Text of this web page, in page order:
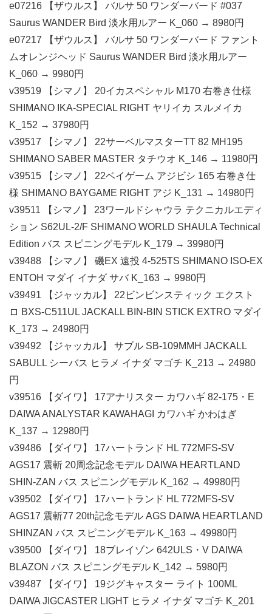
e07216 【ザウルス】 バルサ 50 ワンダーバード #037
Saurus WANDER Bird 淡水用ルアー K_060 → 8980円
e07217 【ザウルス】 バルサ 50 ワンダーバード ファント
ムオレンジヘッド Saurus WANDER Bird 淡水用ルアー
K_060 → 9980円
v39519 【シマノ】 20イカスペシャル M170 右巻き仕様
SHIMANO IKA-SPECIAL RIGHT ヤリイカ スルメイカ
K_152 → 37980円
v39517 【シマノ】 22サーベルマスターTT 82 MH195
SHIMANO SABER MASTER タチウオ K_146 → 11980円
v39515 【シマノ】 22ベイゲーム アジビシ 165 右巻き仕
様 SHIMANO BAYGAME RIGHT アジ K_131 → 14980円
v39511 【シマノ】 23ワールドシャウラ テクニカルエディ
ション S62UL-2/F SHIMANO WORLD SHAULA Technical
Edition バス スピニングモデル K_179 → 39980円
v39488 【シマノ】 磯EX 遠投 4-525TS SHIMANO ISO-EX
ENTOH マダイ イナダ サバ K_163 → 9980円
v39491 【ジャッカル】 22ビンビンスティック エクスト
ロ BXS-C511UL JACKALL BIN-BIN STICK EXTRO マダイ
K_173 → 24980円
v39492 【ジャッカル】 サブル SB-109MMH JACKALL
SABULL シーバス ヒラメ イナダ マゴチ K_213 → 24980
円
v39516 【ダイワ】 17アナリスター カワハギ 82-175・E
DAIWA ANALYSTAR KAWAHAGI カワハギ かわはぎ
K_137 → 12980円
v39486 【ダイワ】 17ハートランド HL 772MFS-SV
AGS17 震斬 20周念記念モデル DAIWA HEARTLAND
SHIN-ZAN バス スピニングモデル K_162 → 49980円
v39502 【ダイワ】 17ハートランド HL 772MFS-SV
AGS17 震斬77 20th記念モデル AGS DAIWA HEARTLAND
SHINZAN バス スピニングモデル K_163 → 49980円
v39500 【ダイワ】 18ブレイゾン 642ULS・V DAIWA
BLAZON バス スピニングモデル K_142 → 5980円
v39487 【ダイワ】 19ジグキャスター ライト 100ML
DAIWA JIGCASTER LIGHT ヒラメ イナダ マゴチ K_201